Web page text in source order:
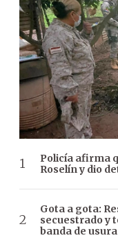
Policía afirma
Roselín y dio
Gota a gota:
secuestrado y
banda de usura